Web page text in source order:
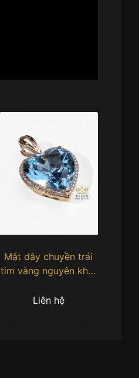
Mặt dây chuyền trái
tim vàng nguyên khối
dương
Liên hệ